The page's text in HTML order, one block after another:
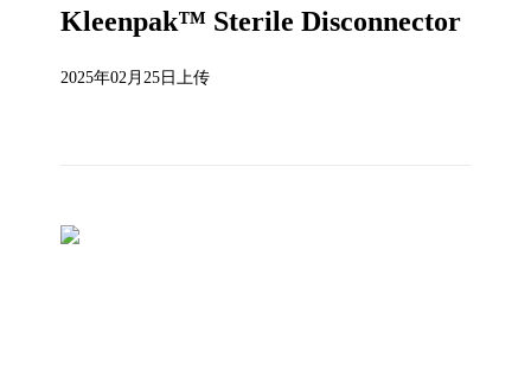
Kleenpak™ Sterile Disconnector
2025年02月25日上传